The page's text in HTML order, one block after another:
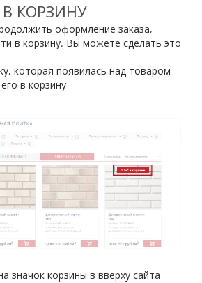
КОРЗИНУ
оформление заказа,
в корзину. Вы можете сделать это
которая появилась над товаром
в корзину
значок корзины в вверху сайта